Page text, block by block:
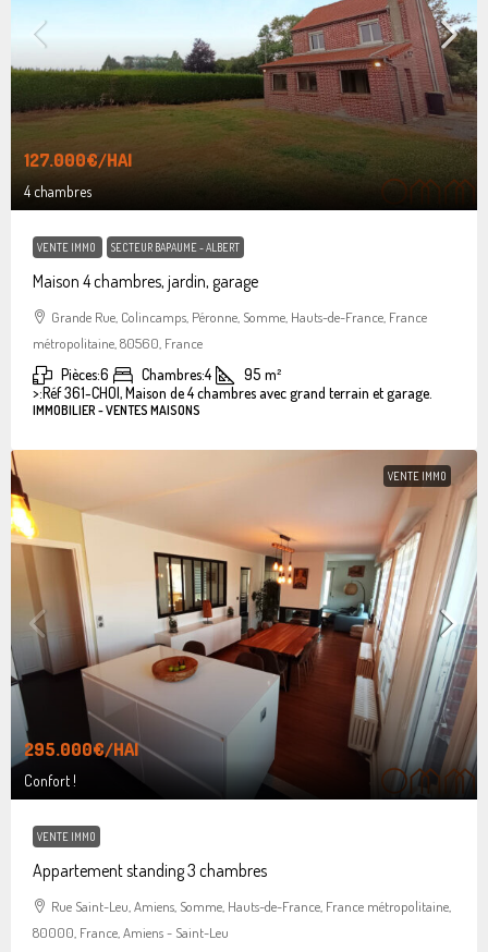
127.000€/HAI
4 chambres
VENTE IMMO SECTEUR BAPAUME - ALBERT
Maison 4 chambres, jardin, garage
Grande Rue, Colincamps, Péronne, Somme, Hauts-de-France, France
métropolitaine, 80560, France
Pièces:6 Chambres:4 95 m²
>:Réf 361-CHOI, Maison de 4 chambres avec grand terrain et garage.
IMMOBILIER - VENTES MAISONS
VENTE IMMO
295.000€/HAI
Confort !
VENTE IMMO
Appartement standing 3 chambres
Rue Saint-Leu, Amiens, Somme, Hauts-de-France, France métropolitaine,
80000, France, Amiens - Saint-Leu